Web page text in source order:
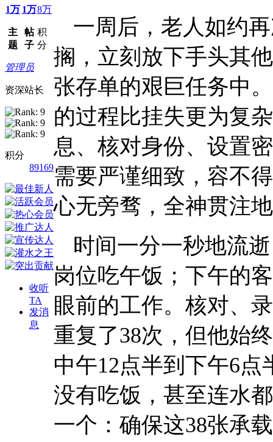
1万
主
题
1万
帖
子
8万
积
分
管理员
资深站长
积分
89169
收听
TA
发消
息
一周后，老人如约
搁，立刻放下手头其
张存单的艰巨任务中
的过程比挂失更为复
息、核对身份、设置
需要严谨细致，容不
心无旁骛，全神贯注
时间一分一秒地流
岗位吃午饭；下午的
眼前的工作。核对、
重复了38次，但他始
中午12点半到下午6
没有吃饭，甚至连水
一个：确保这38张承